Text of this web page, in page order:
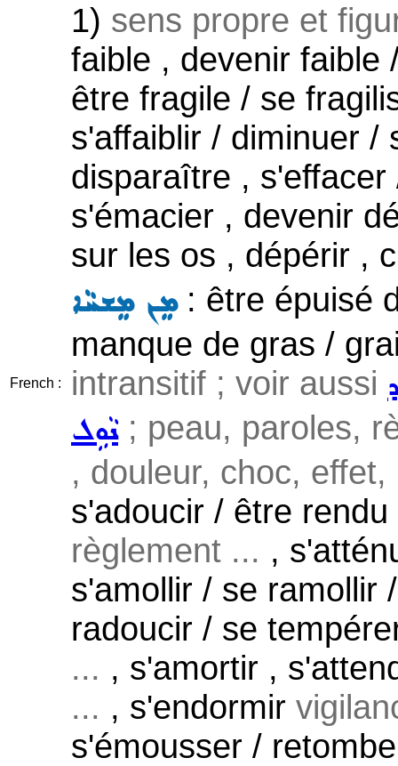
French :
1) sens propre et
faible , devenir faible
être fragile / se
s'affaiblir / diminuer /
disparaître ,
s'émacier , devenir
sur les os , dépérir ,
ܡܸܢ ܡܸܫܚܵܐ: être épuisé
manque de gras /
intransitif ; voir aussi
ܢܵܘܹܠ; peau, paroles,
, douleur, choc,
s'adoucir / être
règlement ... ,
s'amollir / se ramollir
radoucir / se
... , s'amortir ,
... , s'endormir
s'émousser /